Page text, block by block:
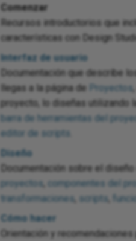
Comenzar
Recursos introductorios que
características con Design
Interfaz de usuario
Documentación que describe
llegas a la página de
Proyectos
proyecto, lo diseñas utilizando
barra de herramientas del
editor de scripts
Diseño
Documentación sobre el
proyectos componentes del
transformaciones scripts
Cómo hacer
Orientación y